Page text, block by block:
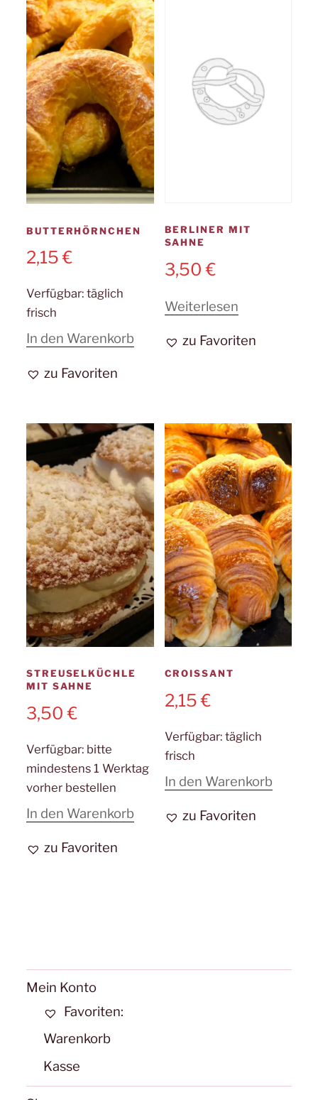
BUTTERHÖRNCHEN
2,15€
Verfügbar: täglich
frisch
In den Warenkorb
zu Favoriten
BERLINER MIT
SAHNE
3,50€
Weiterlesen
zu Favoriten
STREUSELKÜCHLE
MIT SAHNE
3,50€
Verfügbar: bitte
mindestens 1 Werktag
vorher bestellen
In den Warenkorb
zu Favoriten
CROISSANT
2,15€
Verfügbar: täglich
frisch
In den Warenkorb
zu Favoriten
Mein Konto
Favoriten:
Warenkorb
Kasse